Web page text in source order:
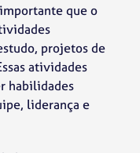
que o
projetos de
atividades
habilidades
liderança e